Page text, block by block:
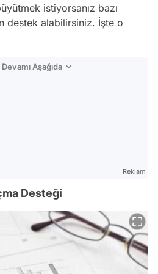
istiyorsanız bazı
destek alabilirsiniz. İşte o
Aşağıda
Reklam
Desteği